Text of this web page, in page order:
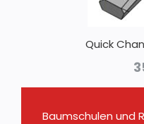
Quick
Baumschulen und